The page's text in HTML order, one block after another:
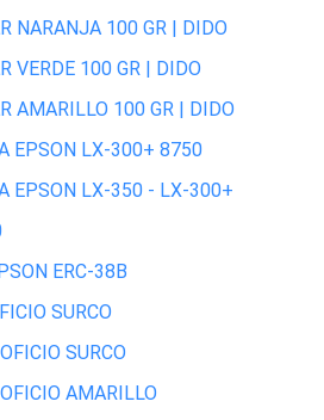
NARANJA 100 GR | DIDO
VERDE 100 GR | DIDO
AMARILLO 100 GR | DIDO
EPSON LX-300+ 8750
EPSON LX-350 - LX-300+
ERC-38B
SURCO
SURCO
AMARILLO